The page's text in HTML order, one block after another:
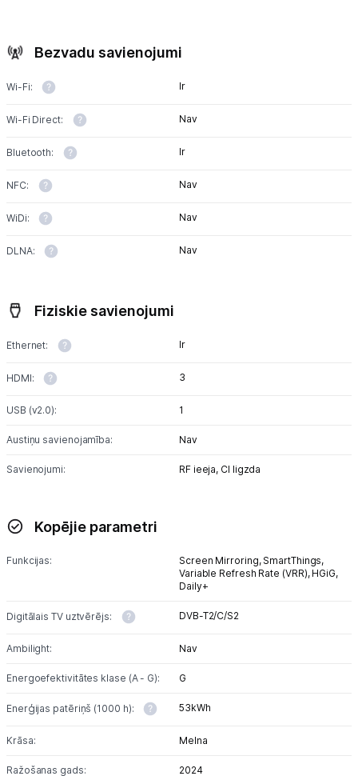
Bezvadu savienojumi
Wi-Fi: Ir
Wi-Fi Direct: Nav
Bluetooth: Ir
NFC: Nav
WiDi: Nav
DLNA: Nav
Fiziskie savienojumi
Ethernet: Ir
HDMI: 3
USB (v2.0): 1
Austiņu savienojamība: Nav
Savienojumi: RF ieeja, CI ligzda
Kopējie parametri
Funkcijas: Screen Mirroring, SmartThings,
Variable Refresh Rate (VRR), HGiG,
Daily+
Digitālais TV uztvērējs: DVB-T2/C/S2
Ambilight: Nav
Energoefektivitātes klase (A - G): G
Enerģijas patēriņš (1000 h): 53kWh
Krāsa: Melna
Ražošanas gads: 2024